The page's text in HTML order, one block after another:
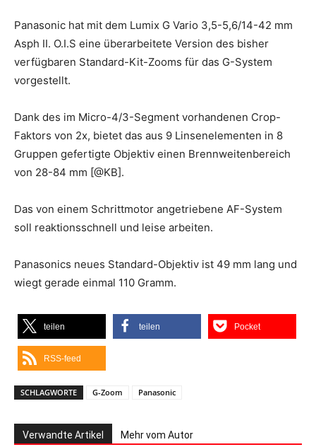
Panasonic hat mit dem Lumix G Vario 3,5-5,6/14-42 mm
Asph II. O.I.S eine überarbeitete Version des bisher
verfügbaren Standard-Kit-Zooms für das G-System
vorgestellt.
Dank des im Micro-4/3-Segment vorhandenen Crop-
Faktors von 2x, bietet das aus 9 Linsenelementen in 8
Gruppen gefertigte Objektiv einen Brennweitenbereich
von 28-84 mm [@KB].
Das von einem Schrittmotor angetriebene AF-System
soll reaktionsschnell und leise arbeiten.
Panasonics neues Standard-Objektiv ist 49 mm lang und
wiegt gerade einmal 110 Gramm.
teilen teilen Pocket
RSS-feed
SCHLAGWORTE G-Zoom Panasonic
Verwandte Artikel Mehr vom Autor